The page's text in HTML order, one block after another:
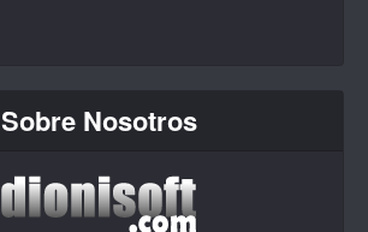
Sobre Nosotros